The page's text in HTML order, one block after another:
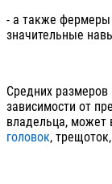
- а также фермеры
значительные
Средних
зависимости от
владельца, может
головок,